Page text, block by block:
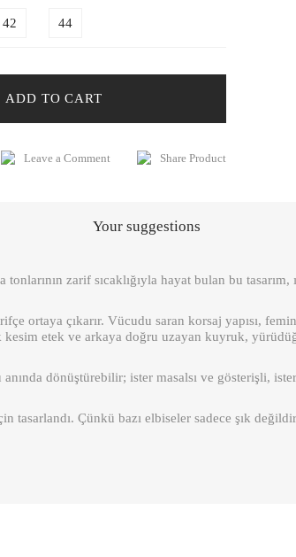
42 44
ADD TO CART
Leave a Comment Share Product
Your suggestions
zarif sıcaklığıyla hayat bulan bu tasarım,
ortaya çıkarır. Vücudu saran korsaj yapısı,
etek ve arkaya doğru uzayan kuyruk,
dönüştürebilir; ister masalsı ve gösterişli,
tasarlandı. Çünkü bazı elbiseler sadece şık